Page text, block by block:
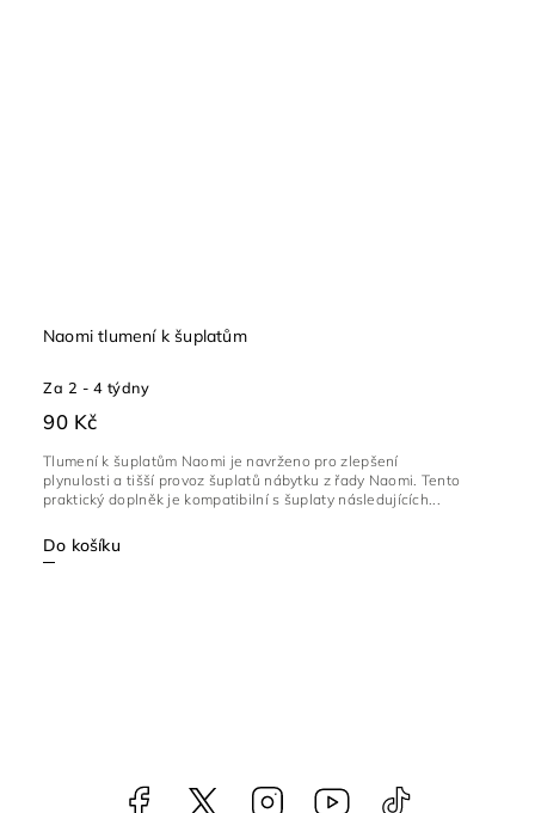
Naomi tlumení k šuplatům
Za 2 - 4 týdny
90 Kč
Do košíku
Tlumení k šuplatům Naomi je navrženo pro zlepšení
plynulosti a tišší provoz šuplatů nábytku z řady Naomi. Tento
praktický doplněk je kompatibilní s šuplaty následujících...
Facebook NataliNabytek
Instagram YouTube